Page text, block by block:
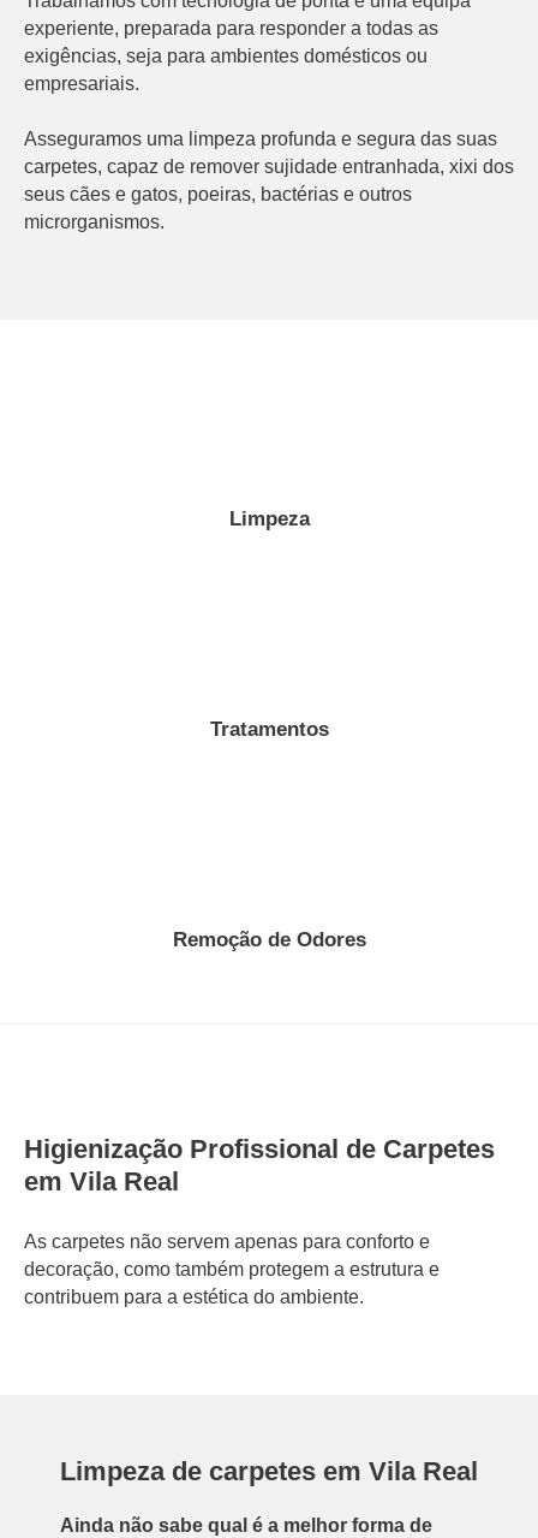
experiente, preparada para responder a todas as
exigências, seja para ambientes domésticos ou
empresariais.
Asseguramos uma limpeza profunda e segura das suas
carpetes, capaz de remover sujidade entranhada, xixi dos
seus cães e gatos, poeiras, bactérias e outros
microrganismos.
Limpeza
Tratamentos
Remoção de Odores
Higienização Profissional de Carpetes
em Vila Real
As carpetes não servem apenas para conforto e
decoração, como também protegem a estrutura e
contribuem para a estética do ambiente.
Limpeza de carpetes em Vila Real
Ainda não sabe qual é a melhor forma de